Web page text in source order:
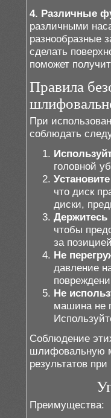
4. Различные
различными
разнообразные
сделать
поможет
Правила
При
соблюдать
головной
что диск
диски,
Держитесь
чтобы
за
Не
давление
Не
машина не
Соблюдение
шлифовальную
результатов
Преимущества: